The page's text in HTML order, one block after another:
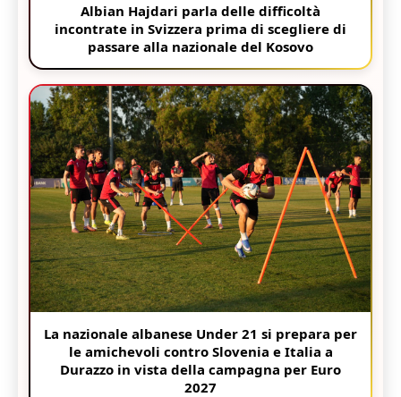
Albian Hajdari parla delle difficoltà
incontrate in Svizzera prima di scegliere di
passare alla nazionale del Kosovo
La nazionale albanese Under 21 si prepara per
le amichevoli contro Slovenia e Italia a
Durazzo in vista della campagna per Euro
2027